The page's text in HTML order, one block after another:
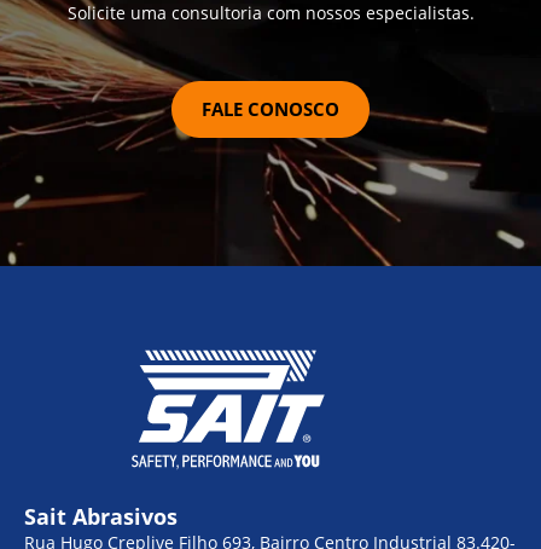
Solicite uma consultoria com nossos especialistas.
FALE CONOSCO
Sait Abrasivos
Rua Hugo Creplive Filho 693, Bairro Centro Industrial 83.420-